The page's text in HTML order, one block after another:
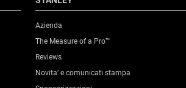
Azienda
The Measure of a Pro™
Reviews
Novita’ e comunicati stampa